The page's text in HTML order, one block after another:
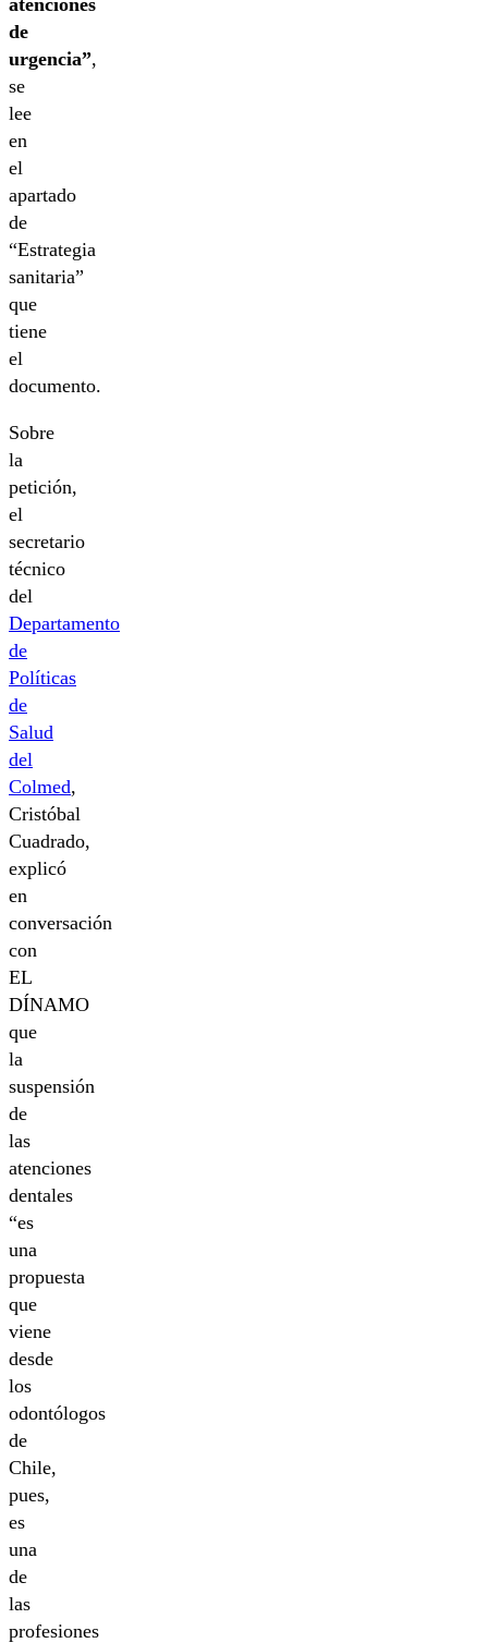
de
urgencia”,
se
lee
en
el
apartado
de
“Estrategia
sanitaria”
que
tiene
el
documento.
Sobre
la
petición,
el
secretario
técnico
del
Departamento
de
Políticas
de
Salud
del
Colmed,
Cristóbal
Cuadrado,
explicó
en
conversación
con
EL
DÍNAMO
que
la
suspensión
de
las
atenciones
dentales
“es
una
propuesta
que
viene
desde
los
odontólogos
de
Chile,
pues,
es
una
de
las
profesiones